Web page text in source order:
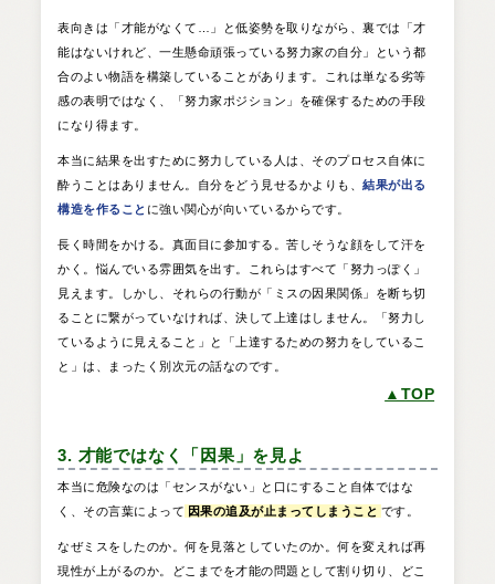
表向きは「才能がなくて…」と低姿勢を取りながら、裏では「才
能はないけれど、一生懸命頑張っている努力家の自分」という都
合のよい物語を構築していることがあります。これは単なる劣等
感の表明ではなく、「努力家ポジション」を確保するための手段
になり得ます。
本当に結果を出すために努力している人は、そのプロセス自体に
酔うことはありません。自分をどう見せるかよりも、結果が出る
構造を作ること に強い関心が向いているからです。
長く時間をかける。真面目に参加する。苦しそうな顔をして汗を
かく。悩んでいる雰囲気を出す。これらはすべて「努力っぽく」
見えます。しかし、それらの行動が「ミスの因果関係」を断ち切
ることに繋がっていなければ、決して上達はしません。「努力し
ているように見えること」と「上達するための努力をしているこ
と」は、まったく別次元の話なのです。
▲TOP
3. 才能ではなく「因果」を見よ
本当に危険なのは「センスがない」と口にすること自体ではな
く、その言葉によって 因果の追及が止まってしまうこと です。
なぜミスをしたのか。何を見落としていたのか。何を変えれば再
現性が上がるのか。どこまでを才能の問題として割り切り、どこ